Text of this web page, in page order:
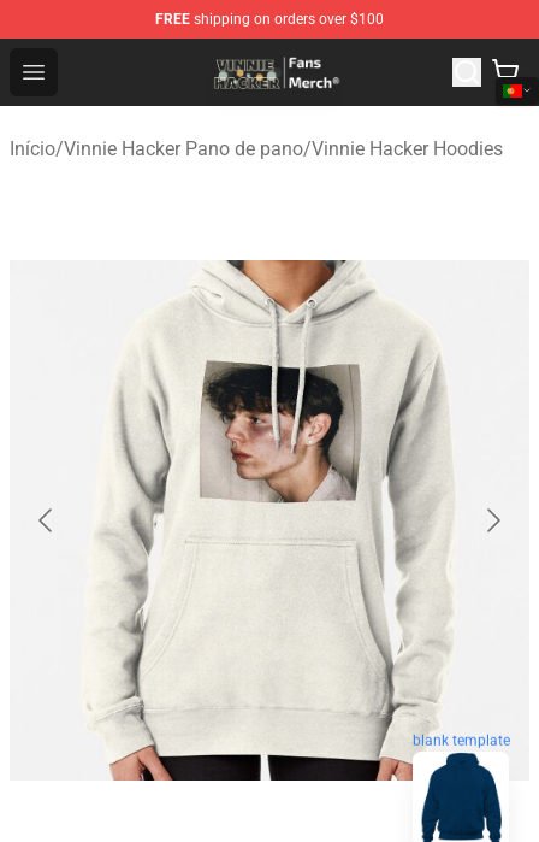
FREE shipping on orders over $100
Open menu
Vinnie Hacker Store - Official Vinnie Hacker Merchandise
Início/Vinnie Hacker Pano de pano/Vinnie Hacker Hoodies
blank template